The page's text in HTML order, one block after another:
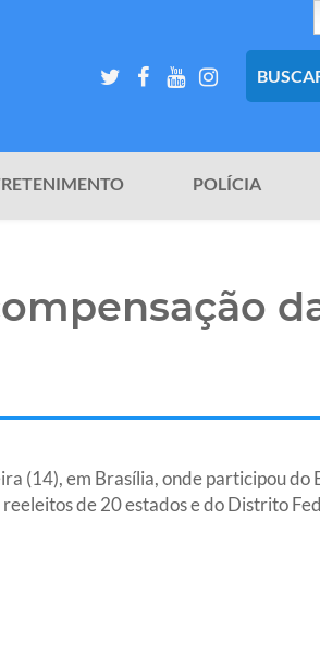
POLÍCIA
(14), em Brasília, onde participou do
de 20 estados e do Distrito